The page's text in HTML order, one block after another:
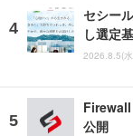
セシー
し選定
2026.8.5(
Firewall
公開